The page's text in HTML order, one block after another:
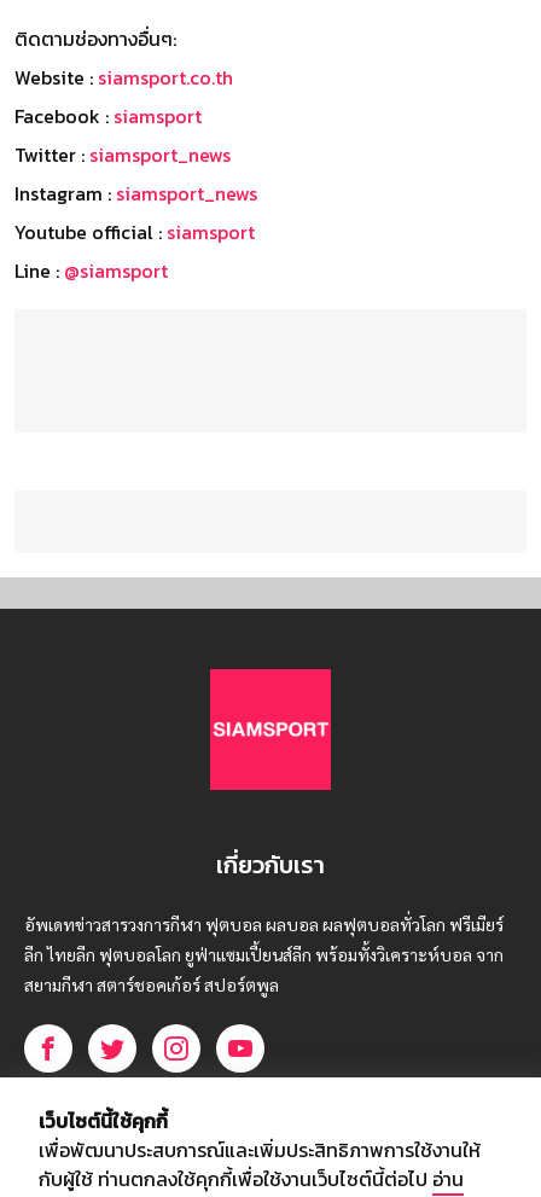
ติดตามช่องทางอื่นๆ:
Website : siamsport.co.th
Facebook : siamsport
Twitter : siamsport_news
Instagram : siamsport_news
Youtube official : siamsport
Line : @siamsport
เกี่ยวกับเรา
อัพเดทข่าวสารวงการกีฬา ฟุตบอล ผลบอล ผลฟุตบอลทั่วโลก ฟรีเมียร์
ลีก ไทยลีก ฟุตบอลโลก ยูฟ่าแซมเปี้ยนส์ลีก พร้อมทั้งวิเคราะห์บอล จาก
สยามกีฬา สตาร์ชอคเก้อร์ สปอร์ตพูล
บริษัท สยามสปอร์ต ซินติเคท จำกัด (มหาชน)
เลขที่ 66/26 - 29 ซอยรามอินทรา 40
ถนนรามอินทรา แขวงนวลจันทร์
เว็บไซต์นี้ใช้คุกกี้
เพื่อพัฒนาประสบการณ์และเพิ่มประสิทธิภาพการใช้งานให้
กับผู้ใช้ ท่านตกลงใช้คุกกี้เพื่อใช้งานเว็บไซต์นี้ต่อไป อ่าน